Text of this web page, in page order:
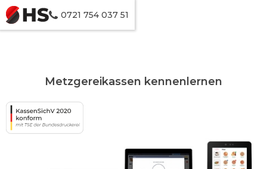
0721 754 037 51
Metzgereikassen kennenlernen